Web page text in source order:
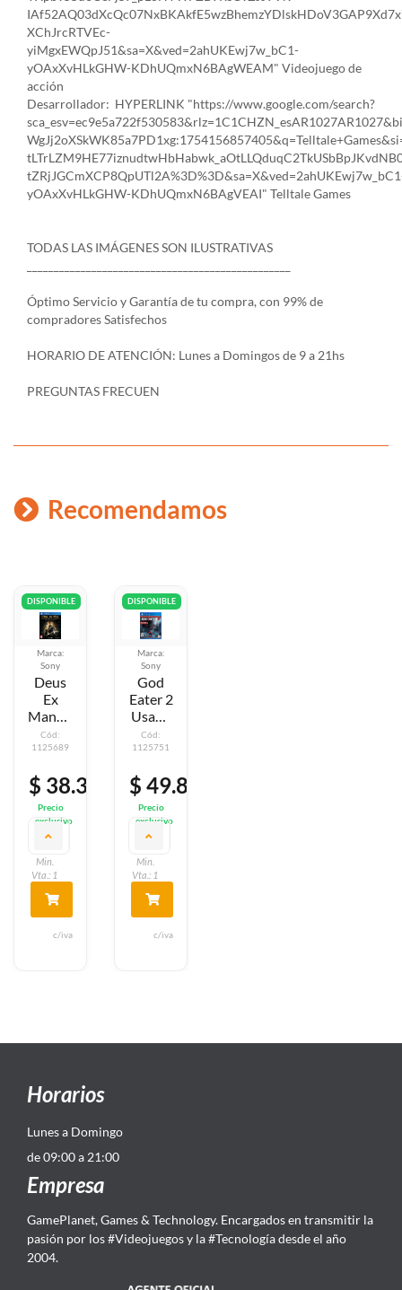
XChJrcRTVEc-
yiMgxEWQpJ51&sa=X&ved=2ahUKEwj7w_bC1-
yOAxXvHLkGHW-KDhUQmxN6BAgWEAM" Videojuego de
acción
Desarrollador: HYPERLINK "https://www.google.com/search?
yOAxXvHLkGHW-KDhUQmxN6BAgVEAI" Telltale Games
TODAS LAS IMÁGENES SON ILUSTRATIVAS
Óptimo Servicio y Garantía de tu compra, con 99% de
compradores Satisfechos
HORARIO DE ATENCIÓN: Lunes a Domingos de 9 a 21hs
PREGUNTAS FRECUEN
Recomendamos
DISPONIBLE
Marca:
Sony
Deus
Ex
Mankind
Divided
Usado
Cód:
1125689
$ 38.310,00
Precio
exclusivo
web
Min.
Vta.: 1
c/iva
DISPONIBLE
Marca:
Sony
God
Eater 2
Usado
( O )
Cód:
1125751
$ 49.810,00
Precio
exclusivo
web
Min.
Vta.: 1
c/iva
Horarios
Lunes a Domingo
de 09:00 a 21:00
Empresa
GamePlanet, Games & Technology. Encargados en transmitir la
pasión por los #Videojuegos y la #Tecnología desde el año
2004.